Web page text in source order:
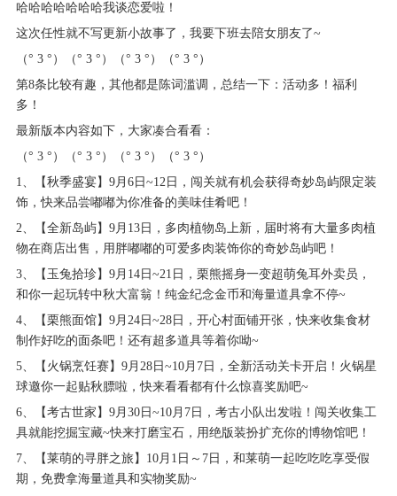
哈哈哈哈哈哈哈我谈恋爱啦！
这次任性就不写更新小故事了，我要下班去陪女朋友了~
（° 3 °）（° 3 °）（° 3 °）（° 3 °）
第8条比较有趣，其他都是陈词滥调，总结一下：活动多！福利
多！
最新版本内容如下，大家凑合看看：
（° 3 °）（° 3 °）（° 3 °）（° 3 °）
1、【秋季盛宴】9月6日~12日，闯关就有机会获得奇妙岛屿限定装
饰，快来品尝嘟嘟为你准备的美味佳肴吧！
2、【全新岛屿】9月13日，多肉植物岛上新，届时将有大量多肉植
物在商店出售，用胖嘟嘟的可爱多肉装饰你的奇妙岛屿吧！
3、【玉兔拾珍】9月14日~21日，栗熊摇身一变超萌兔耳外卖员，
和你一起玩转中秋大富翁！纯金纪念金币和海量道具拿不停~
4、【栗熊面馆】9月24日~28日，开心村面铺开张，快来收集食材
制作好吃的面条吧！还有超多道具等着你呦~
5、【火锅烹饪赛】9月28日~10月7日，全新活动关卡开启！火锅星
球邀你一起贴秋膘啦，快来看看都有什么惊喜奖励吧~
6、【考古世家】9月30日~10月7日，考古小队出发啦！闯关收集工
具就能挖掘宝藏~快来打磨宝石，用绝版装扮扩充你的博物馆吧！
7、【莱萌的寻胖之旅】10月1日～7日，和莱萌一起吃吃吃享受假
期，免费拿海量道具和实物奖励~